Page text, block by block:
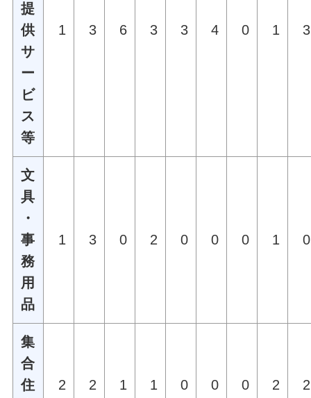
提
供
サ
ー
ビ
ス
等
1 3 6 3 3 4 0 1 3
文
具
・
事
務
用
品
1 3 0 2 0 0 0 1 0
集
合
住
2 2 1 1 0 0 0 2 2